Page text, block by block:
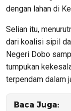
dengan lahan di
Selian itu,
dari koalisi sipil
Negeri Dobo
tumpukan
terpendam dalam
Baca Juga: